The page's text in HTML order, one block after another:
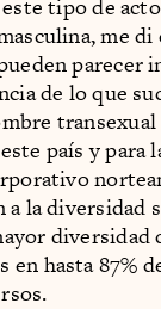
tipo de
me
parecer
de lo que
país y para
la diversidad
diversidad
hasta 87%